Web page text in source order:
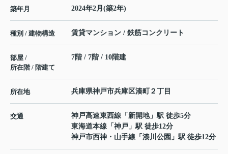
築年月 2024年2月(築2年)
種別 / 建物構造 賃貸マンション / 鉄筋コンクリート
部屋 /
所在階 / 階建て
7階 / 7階 / 10階建
所在地 兵庫県神戸市兵庫区湊町 ２丁目
交通 神戸高速東西線 「 新開地」駅 徒歩5分
東海道本線 「 神戸 」駅 徒歩12分
神戸市西神・山手線 「 湊川公園 」駅 徒歩12分